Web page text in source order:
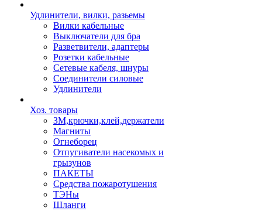
Удлинители, вилки, разьемы
Вилки кабельные
Выключатели для бра
Разветвители, адаптеры
Розетки кабельные
Сетевые кабеля, шнуры
Соединители силовые
Удлинители
Хоз. товары
ЗМ,крючки,клей,держатели
Магниты
Огнеборец
Отпугиватели насекомых и
грызунов
ПАКЕТЫ
Средства пожаротушения
ТЭНы
Шланги